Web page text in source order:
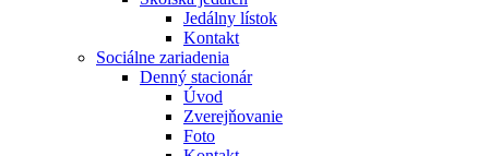
Jedálny lístok
Kontakt
Sociálne zariadenia
Denný stacionár
Úvod
Zverejňovanie
Foto